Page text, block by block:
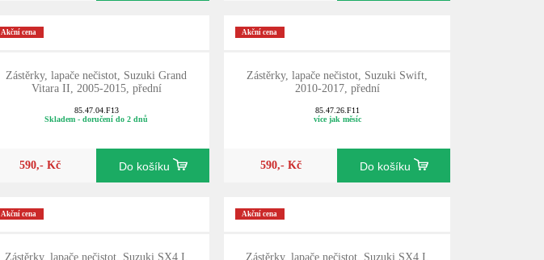
Akční cena
Zástěrky, lapače nečistot, Suzuki Grand
Vitara II, 2005-2015, přední
85.47.04.F13
Skladem - doručení do 2 dnů
590,- Kč Do košíku
Akční cena
Zástěrky, lapače nečistot, Suzuki Swift,
2010-2017, přední
85.47.26.F11
více jak měsíc
590,- Kč Do košíku
Akční cena
Zástěrky, lapače nečistot, Suzuki SX4 I,
Akční cena
Zástěrky, lapače nečistot, Suzuki SX4 I,